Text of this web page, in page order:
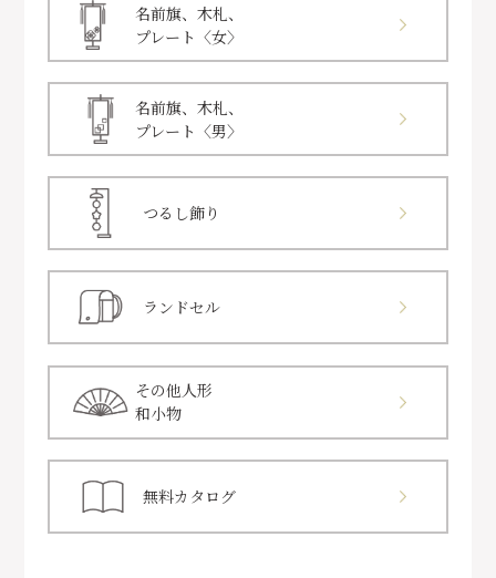
名前旗、木札、
プレート〈女〉
名前旗、木札、
プレート〈男〉
つるし飾り
ランドセル
その他人形
和小物
無料カタログ